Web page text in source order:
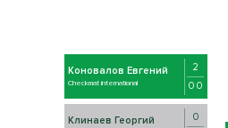
Коновалов Евгений
Checkmat international
2
0 0
Клинаев Георгий
0